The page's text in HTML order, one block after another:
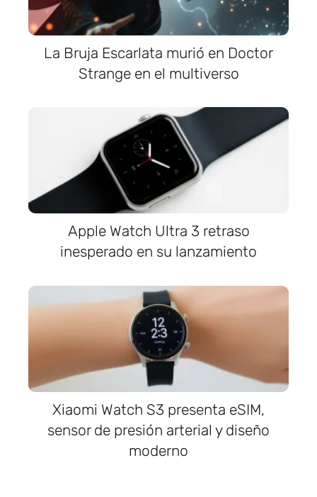
La Bruja Escarlata murió en Doctor
Strange en el multiverso
Apple Watch Ultra 3 retraso
inesperado en su lanzamiento
Xiaomi Watch S3 presenta eSIM,
sensor de presión arterial y diseño
moderno